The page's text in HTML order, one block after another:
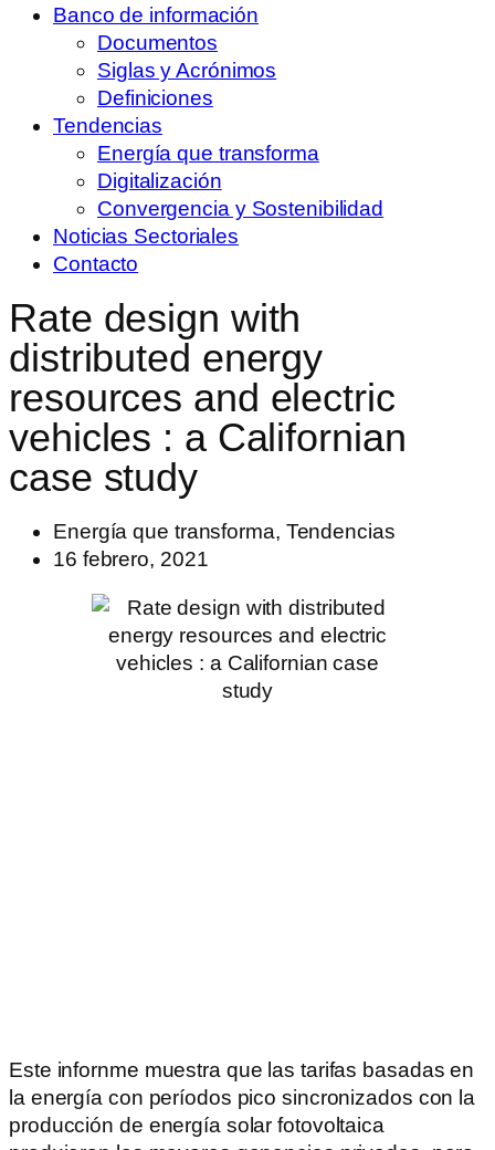
Banco de información
Documentos
Siglas y Acrónimos
Definiciones
Tendencias
Energía que transforma
Digitalización
Convergencia y Sostenibilidad
Noticias Sectoriales
Contacto
Rate design with
distributed energy
resources and electric
vehicles : a Californian
case study
Energía que transforma, Tendencias
16 febrero, 2021
Este infornme muestra que las tarifas basadas en
la energía con períodos pico sincronizados con la
producción de energía solar fotovoltaica